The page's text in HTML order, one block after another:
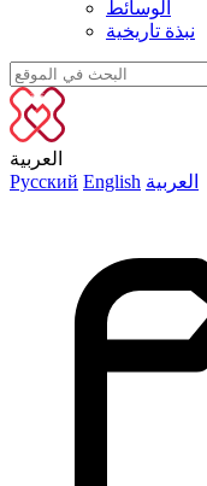
الوسائط
نبذة تاريخية
العربية
Русский English العربية